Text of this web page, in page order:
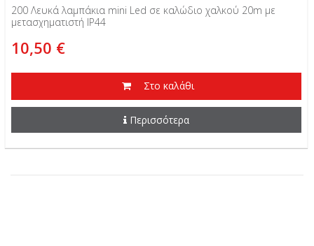
200 Λευκά λαμπάκια mini Led σε καλώδιο χαλκού 20m με
μετασχηματιστή IP44
10,50 €
Στο καλάθι
Περισσότερα